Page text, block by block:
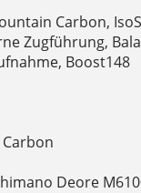
Carbon,
Zugführung,
Boost148
Deore